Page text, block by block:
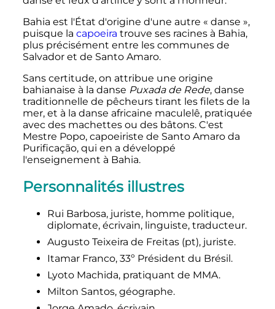
Bahia est l'État d'origine d'une autre « danse »,
puisque la capoeira trouve ses racines à Bahia,
plus précisément entre les communes de
Salvador et de Santo Amaro.
Sans certitude, on attribue une origine
bahianaise à la danse Puxada de Rede, danse
traditionnelle de pêcheurs tirant les filets de la
mer, et à la danse africaine maculelê, pratiquée
avec des machettes ou des bâtons. C'est
Mestre Popo, capoeiriste de Santo Amaro da
Purificação, qui en a développé
l'enseignement à Bahia.
Personnalités illustres
Rui Barbosa, juriste, homme politique,
diplomate, écrivain, linguiste, traducteur.
Augusto Teixeira de Freitas (pt), juriste.
Itamar Franco, 33º Président du Brésil.
Lyoto Machida, pratiquant de MMA.
Milton Santos, géographe.